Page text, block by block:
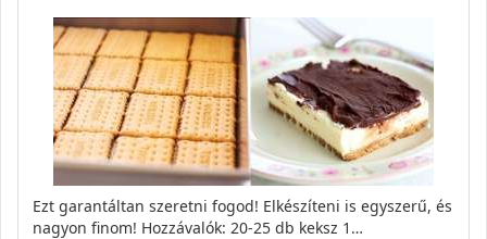
Ezt garantáltan szeretni fogod! Elkészíteni is egyszerű, és
nagyon finom! Hozzávalók: 20-25 db keksz 1…